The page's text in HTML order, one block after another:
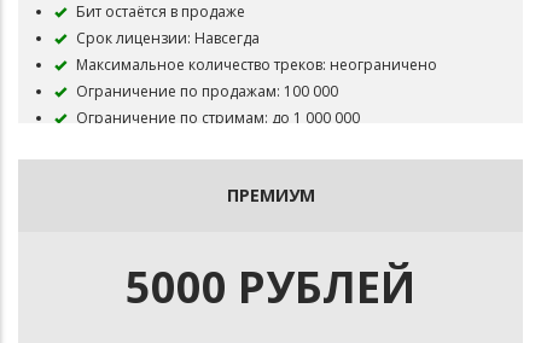
Бит остаётся в продаже
Срок лицензии: Навсегда
Максимальное количество треков: неограничено
Ограничение по продажам: 100 000
Ограничение по стримам: до 1 000 000
Разрешено размещение трека на цифровых площадках
ПРЕМИУМ
5000 РУБЛЕЙ